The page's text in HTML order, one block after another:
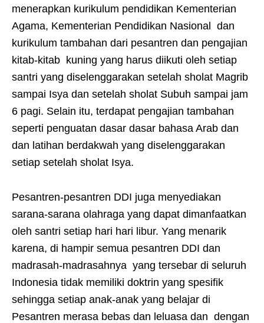
menerapkan kurikulum pendidikan Kementerian
Agama, Kementerian Pendidikan Nasional dan
kurikulum tambahan dari pesantren dan pengajian
kitab-kitab kuning yang harus diikuti oleh setiap
santri yang diselenggarakan setelah sholat Magrib
sampai Isya dan setelah sholat Subuh sampai jam
6 pagi. Selain itu, terdapat pengajian tambahan
seperti penguatan dasar dasar bahasa Arab dan
dan latihan berdakwah yang diselenggarakan
setiap setelah sholat Isya.
Pesantren-pesantren DDI juga menyediakan
sarana-sarana olahraga yang dapat dimanfaatkan
oleh santri setiap hari hari libur. Yang menarik
karena, di hampir semua pesantren DDI dan
madrasah-madrasahnya yang tersebar di seluruh
Indonesia tidak memiliki doktrin yang spesifik
sehingga setiap anak-anak yang belajar di
Pesantren merasa bebas dan leluasa dan dengan